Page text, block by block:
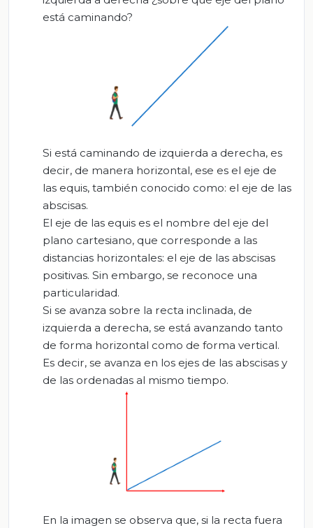
está caminando?
Si está caminando de izquierda a derecha, es
decir, de manera horizontal, ese es el eje de
las equis, también conocido como: el eje de las
abscisas.
El eje de las equis es el nombre del eje del
plano cartesiano, que corresponde a las
distancias horizontales: el eje de las abscisas
positivas. Sin embargo, se reconoce una
particularidad.
Si se avanza sobre la recta inclinada, de
izquierda a derecha, se está avanzando tanto
de forma horizontal como de forma vertical.
Es decir, se avanza en los ejes de las abscisas y
de las ordenadas al mismo tiempo.
En la imagen se observa que, si la recta fuera